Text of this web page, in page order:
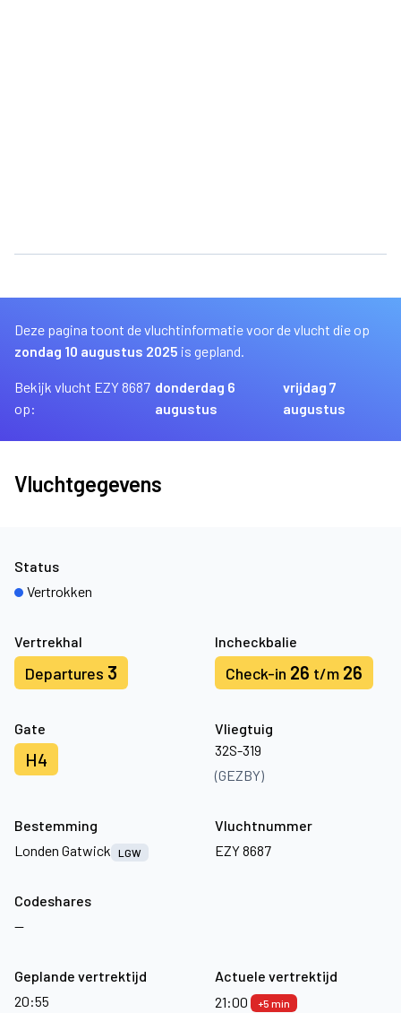
Deze pagina toont de vluchtinformatie voor de vlucht die op
zondag 10 augustus 2025 is gepland.
Bekijk vlucht EZY 8687
op:
donderdag 6
augustus
vrijdag 7
augustus
Vluchtgegevens
Vertrekhal
Departures 3
Incheckbalie
Check-in 26 t/m 26
Gate
H4
Vliegtuig
32S-319
(GEZBY)
Status
Vertrokken
Bestemming
Londen Gatwick
LGW
Vluchtnummer
EZY 8687
Codeshares
—
Geplande vertrektijd
20:55
Actuele vertrektijd
21:00
+5 min